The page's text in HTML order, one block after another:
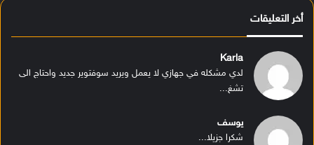
أخر التعليقات
Karla
لدي مشكله في جهازي لا يعمل ويريد سوفتوير جديد واحتاج الى
تشغ...
يوسف
شكرا جزيلا...